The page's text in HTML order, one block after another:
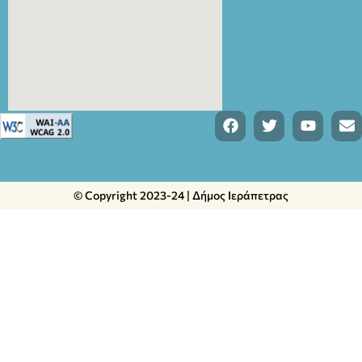
© Copyright 2023-24 | Δήμος Ιεράπετρας